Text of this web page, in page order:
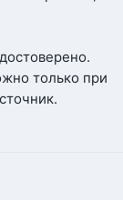
только при